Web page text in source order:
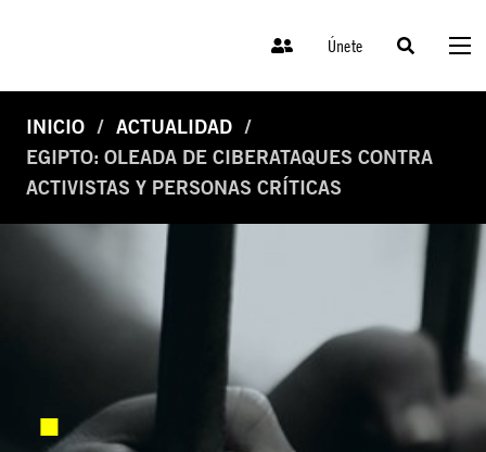
Únete
INICIO
ACTUALIDAD
EGIPTO: OLEADA DE CIBERATAQUES CONTRA
ACTIVISTAS Y PERSONAS CRÍTICAS